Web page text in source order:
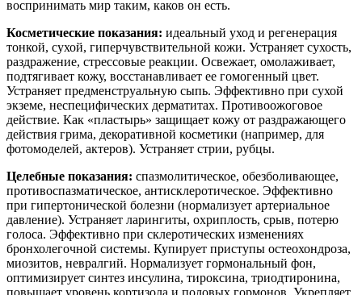
воспринимать мир таким, каков он есть.
Косметические показания: идеальный уход и регенерация
тонкой, сухой, гиперчувствительной кожи. Устраняет сухость,
раздражение, стрессовые реакции. Освежает, омолаживает,
подтягивает кожу, восстанавливает ее гомогенный цвет.
Устраняет предменструальную сыпь. Эффективно при сухой
экземе, неспецифических дерматитах. Противоожоговое
действие. Как «пластырь» защищает кожу от раздражающего
действия грима, декоративной косметики (например, для
фотомоделей, актеров). Устраняет стрии, рубцы.
Целебные показания: спазмолитическое, обезболивающее,
противоспазматическое, антисклеротическое. Эффективно
при гипертонической болезни (нормализует артериальное
давление). Устраняет ларингиты, охриплость, срыв, потерю
голоса. Эффективно при склеротических изменениях
бронхолегочной системы. Купирует приступы остеохондроза,
миозитов, невралгий. Нормализует гормональный фон,
оптимизирует синтез инсулина, тироксина, триодтиронина,